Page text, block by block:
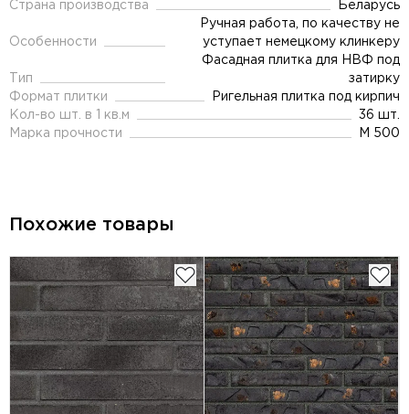
Страна производства Беларусь
Особенности
Ручная работа, по качеству не
уступает немецкому клинкеру
Тип
Фасадная плитка для НВФ под
затирку
Формат плитки
Ригельная плитка под кирпич
Кол-во шт. в 1 кв.м
36 шт.
Марка прочности
М 500
Похожие товары